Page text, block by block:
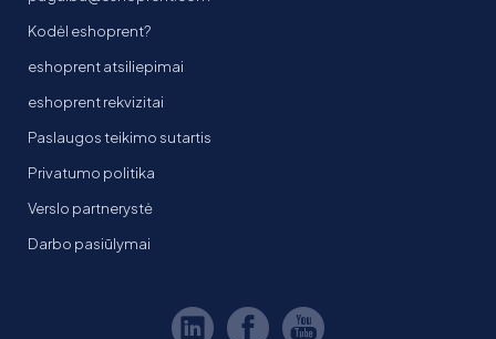
Kodėl eshoprent?
eshoprent atsiliepimai
eshoprent rekvizitai
Paslaugos teikimo sutartis
Privatumo politika
Verslo partnerystė
Darbo pasiūlymai